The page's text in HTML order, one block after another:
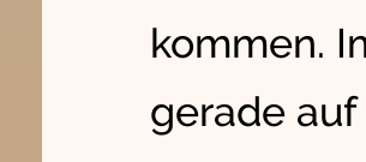
kommen.
gerade